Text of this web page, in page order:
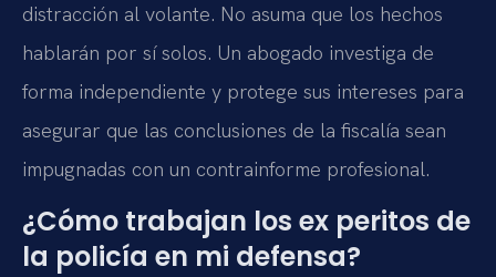
distracción al volante. No asuma que los hechos
hablarán por sí solos. Un abogado investiga de
forma independiente y protege sus intereses para
asegurar que las conclusiones de la fiscalía sean
impugnadas con un contrainforme profesional.
¿Cómo trabajan los ex peritos de
la policía en mi defensa?